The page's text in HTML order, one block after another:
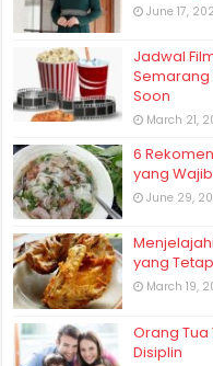
June 17,
Jadwal
Semarang
Soon
March 21,
6
yang
June 29,
yang
March 19,
Orang
Disiplin